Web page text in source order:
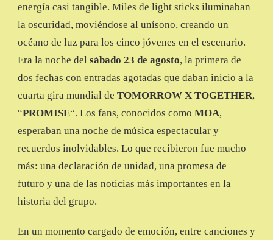
energía casi tangible. Miles de light sticks iluminaban
la oscuridad, moviéndose al unísono, creando un
océano de luz para los cinco jóvenes en el escenario.
Era la noche del sábado 23 de agosto, la primera de
dos fechas con entradas agotadas que daban inicio a la
cuarta gira mundial de TOMORROW X TOGETHER,
“PROMISE“. Los fans, conocidos como MOA,
esperaban una noche de música espectacular y
recuerdos inolvidables. Lo que recibieron fue mucho
más: una declaración de unidad, una promesa de
futuro y una de las noticias más importantes en la
historia del grupo.
En un momento cargado de emoción, entre canciones y